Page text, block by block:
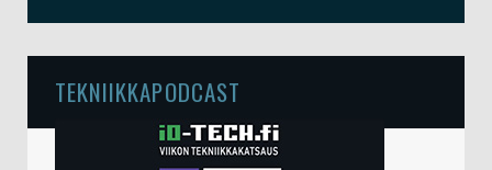
TEKNIIKKAPODCAST